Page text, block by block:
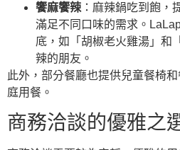
饗麻饗辣 ：麻辣鍋吃到飽，
滿足不同口味的需求。
底，如「胡椒老火雞湯」和
辣的朋友。
此外，部分餐廳也提供兒童餐椅
庭用餐。
商務洽談的優雅之